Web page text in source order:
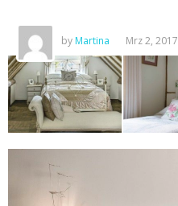
by Martina Mrz 2, 2017